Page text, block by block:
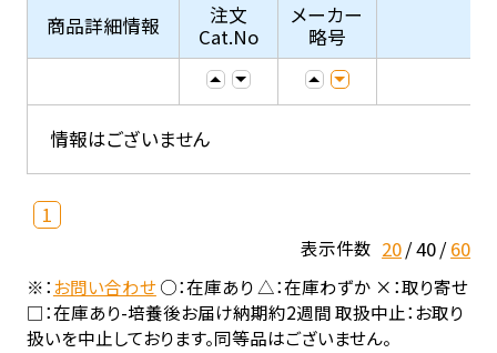
商品詳細情報
注文
Cat.No
メーカー
略号
情報はございません
1
表示件数 20 40 60
※：お問い合わせ○：在庫あり △：在庫わずか ×：取り寄せ
□：在庫あり-培養後お届け納期約2週間 取扱中止：お取り
扱いを中止しております。同等品はございません。